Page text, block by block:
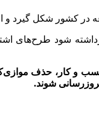
در کشور شکل گیرد و
برداشته شود
و کار، ‌حذف
شوند.